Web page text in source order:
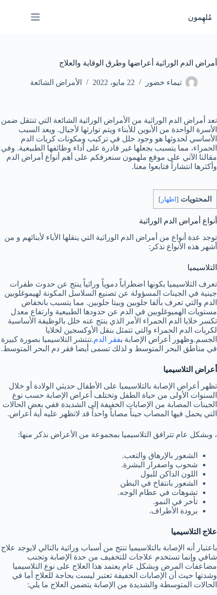
إلى
المحتوى
مُلهِمون
أمراض الدم الوراثية أعراضها وطرق الوقاية والعلاج
تيماء خضور 22 مايو، 2022 الأمراض الشائعة
تعد أمراض الدم الوراثية من الأمراض الوراثية الشائعة التي تنتقل ضمن
الأسرة الواحدة من الأبوين للأبناء ويتم توارثها لأجيال. ويعد السبب
الأساسي لحدوثها هو وجود خلل في تركيب ومكونات كريات الدم
الحمراء، مما يتسبب بجعلها غير قادرة على أداء وظائفها الطبيعية. وفي
مقالنا الآتي على موقع ملهمون سنعرفكم على أهم أنواع أمراض الدم
وأكثرها انتشاراً فتابعوا معنا.
المحتويات [ اظهار ]
أنواع أمراض الدم الوراثية
توجد عدة أنواع من أمراض الدم الوراثية التي ينقلها الأباء لأبنائهم و من
أشهر هذه الأنواع نذكر:
التلاسيميا
تعرف التلاسيميا بكونها اضطراباً دموياً وراثياً ينتج عن حدوث طفرات
جينية في الجينات المسؤولة عن تصنيع السلاسل المكونة لهيموغلوبين
الدم والتي تعرف بألفا جلوبين وبيتا جلوبين. مما يتسبب بانخفاض
مستويات الهميوغلوبين في الدم عن حدودها الطبيعية وارتفاع معدل
تكسر خلايا الدم الحمراء الأمر الذي ينتج عنه خلل بالوظيفة الأساسية
لكريات الدم الحمراء والتي تتمثل بنقل الأوكسجين لخلايا
الجسم.وظهور أعراض الإصابة بفقر الدم.تنتشر التلاسيميا بصورة كبيرة
في مناطق البحر المتوسط و لذلك تسمى أيضا فقر دم البحر المتوسط.
أعراض التلاسيميا
تظهر أعراض الإصابة بالتلاسيميا على الأطفال حديثي الولادة أو خلال
السنوات الأولى من حياة الطفل وتختلف أعراض الإصابة حسب نوع
الجينات المصابة من الإصابات الخفيفة إلى الشديدة ففي بعض الحالات
التي يحمل فيها المصاب جيناً مصاباً واحداً قد لاتظهر عليه أية أعراض.
، وبشكل عام تترافق التلاسيميا بمجموعة من الأعراض نذكر منها:
الشعور بالإرهاق والتعب.
شحوب واصفرار البشرة.
اللون الداكن للبول
الشعور بانتفاخ في البطن
تشوهات في عظام الوجه.
تأخر في النمو.
برودة الأطراف.
علاج التلاسيميا
باعتبار أنه الإصابة بالتلاسيميا تنتج من أسباب وراثية بالتالي لايوجد علاج
شافي وإنما تستخدم علاجات للتخفيف من حدة الإصابة وتجنب
مضاعفات المرض وبشكل عام يعتمد هذا العلاج على نوع التلاسيميا
وشدتها حيث أن الإصابات الخفيفة تعتبر ليست بحاجة للعلاج أما في
الحالات المتوسطة والشديدة من الإصابة يتضمن العلاج ما يلي: